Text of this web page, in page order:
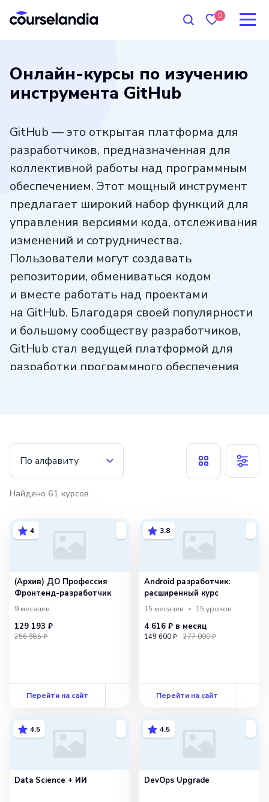
0
Онлайн-курсы по изучению
инструмента GitHub
GitHub — это открытая платформа для
разработчиков, предназначенная для
коллективной работы над программным
обеспечением. Этот мощный инструмент
предлагает широкий набор функций для
управления версиями кода, отслеживания
изменений и сотрудничества.
Пользователи могут создавать
репозитории, обмениваться кодом
и вместе работать над проектами
на GitHub. Благодаря своей популярности
и большому сообществу разработчиков,
GitHub стал ведущей платформой для
разработки программного обеспечения
и среды разработки, что делает его
неотъемлемым для программистов.
В итоге, GitHub играет важную роль
и сотрудничестве разработчиков.
По алфавиту
Найдено 61 курсов
4
(Архив) ДО Профессия
Фронтенд-разработчик
9 месяцев
129 193 ₽
256 985 ₽
Перейти на сайт
3.8
Android разработчик:
расширенный курс
15 месяцев 15 уроков
4 616 ₽ в месяц
149 600 ₽ 277 000 ₽
Перейти на сайт
4.5
Data Science + ИИ
4.5
DevOps Upgrade